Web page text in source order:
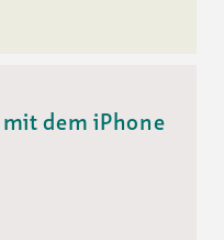
dem iPhone